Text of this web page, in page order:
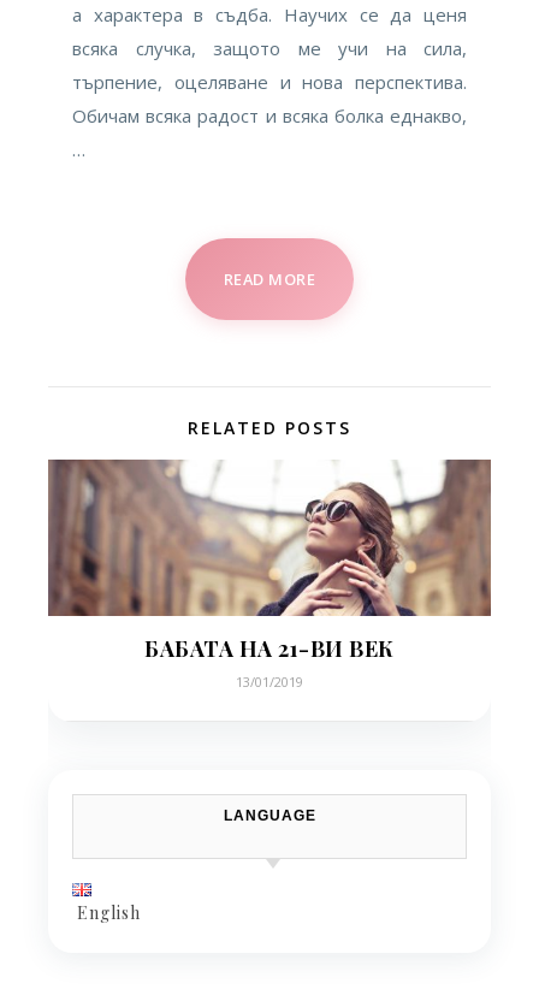
а характера в съдба. Научих се да ценя
всяка случка, защото ме учи на сила,
търпение, оцеляване и нова перспектива.
Обичам всяка радост и всяка болка еднакво,
…
READ MORE
RELATED POSTS
БАБАТА НА 21-ВИ ВЕК
13/01/2019
LANGUAGE
English